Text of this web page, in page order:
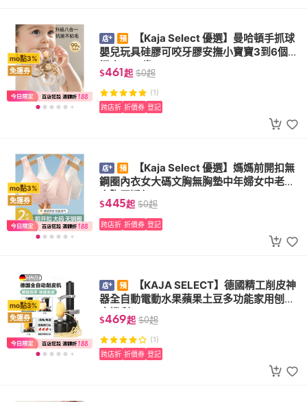
mo點3%
免運券
【Kaja Select 優選】曼哈頓手抓球
嬰兒玩具硅膠可咬牙膠安撫小寶寶3到6個月
握磨0一1歲
$461起 $0起
(1)
跨店折 折價券 登記
mo點3%
免運券
【Kaja Select 優選】媽媽前開扣無
鋼圈內衣女大碼文胸無胸墊中年婦女中老年
人胸罩透氣
$445起 $0起
跨店折 折價券 登記
mo點3%
免運券
【KAJA SELECT】德國精工削皮神
器全自動電動水果蘋果土豆多功能家用刨去
皮機刮刀
$469起 $0起
(1)
跨店折 折價券 登記